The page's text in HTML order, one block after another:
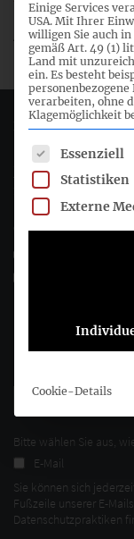
Deutsches
Joachimsthaler Str.
10719 Berlin
+49 (0)30 20 64
+49 (0)30 20 64
Folgen Sie dem DRSC
Bitte wählen Sie aus,
E-Mail
Sie können sich
Fußzeile unserer E-
Datenschutzpraktiken
Einige Services
USA. Mit Ihrer
willigen Sie auch
gemäß Art. 49 (1)
Land mit
ein. Es besteht
verarbeiten, ohne
Klagemöglichkeit
Es folgt eine
Essenziell
Statistiken
Externe
Cookie-Details